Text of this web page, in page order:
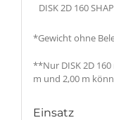
DISK 2D 160
*Gewicht ohne
**Nur DISK 2D
m und 2,00 m
Einsatz